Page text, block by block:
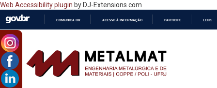
Web Accessibility plugin by DJ-Extensions.com
CONTEÚDO
COMUNICA BR ACESSO À INFORMAÇÃO PARTICIPE